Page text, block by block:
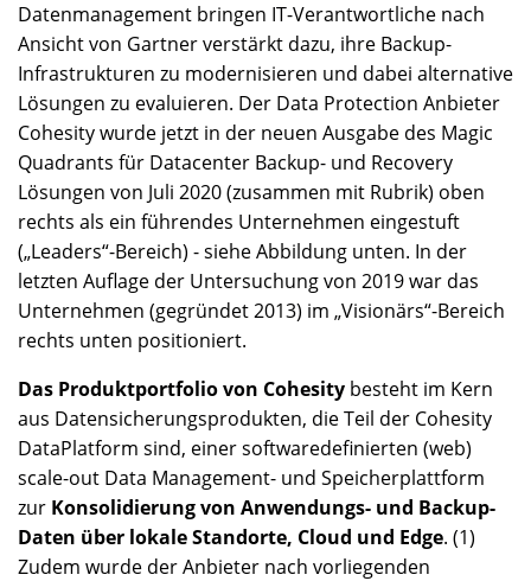
Datenmanagement bringen IT-Verantwortliche nach
Ansicht von Gartner verstärkt dazu, ihre Backup-
Infrastrukturen zu modernisieren und dabei alternative
Lösungen zu evaluieren. Der Data Protection Anbieter
Cohesity wurde jetzt in der neuen Ausgabe des Magic
Quadrants für Datacenter Backup- und Recovery
Lösungen von Juli 2020 (zusammen mit Rubrik) oben
rechts als ein führendes Unternehmen eingestuft
(„Leaders“-Bereich) - siehe Abbildung unten. In der
letzten Auflage der Untersuchung von 2019 war das
Unternehmen (gegründet 2013) im „Visionärs“-Bereich
rechts unten positioniert.
Das Produktportfolio von Cohesity besteht im Kern
aus Datensicherungsprodukten, die Teil der Cohesity
DataPlatform sind, einer softwaredefinierten (web)
scale-out Data Management- und Speicherplattform
zur Konsolidierung von Anwendungs- und Backup-
Daten über lokale Standorte, Cloud und Edge. (1)
Zudem wurde der Anbieter nach vorliegenden